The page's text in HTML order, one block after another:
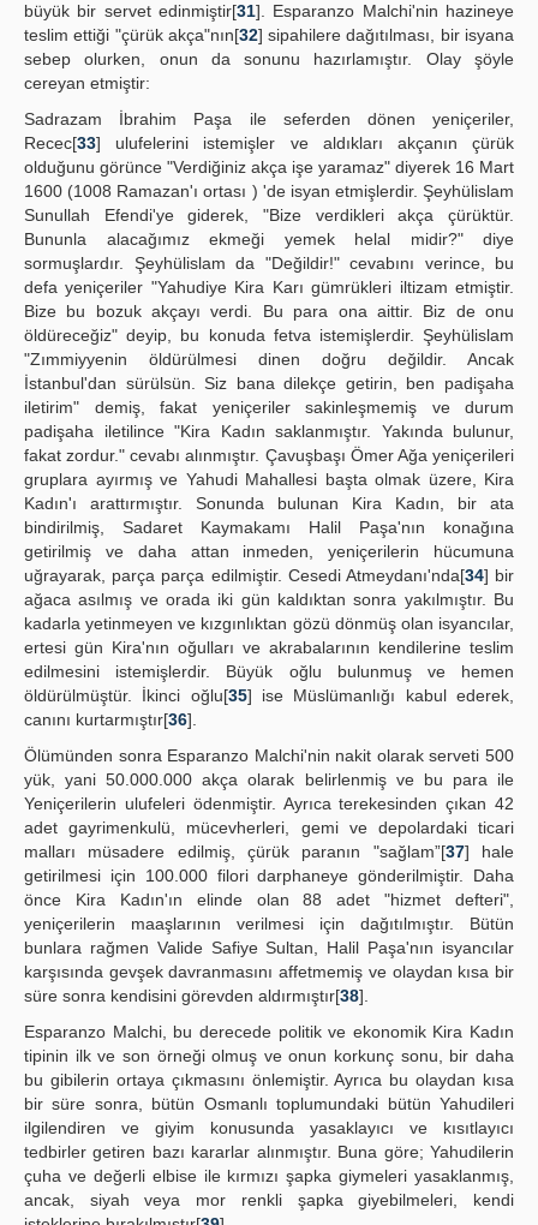
büyük bir servet edinmiştir[31]. Esparanzo Malchi'nin hazineye
teslim ettiği "çürük akça"nın[32] sipahilere dağıtılması, bir isyana
sebep olurken, onun da sonunu hazırlamıştır. Olay şöyle
cereyan etmiştir:
Sadrazam İbrahim Paşa ile seferden dönen yeniçeriler,
Recec[33] ulufelerini istemişler ve aldıkları akçanın çürük
olduğunu görünce "Verdiğiniz akça işe yaramaz" diyerek 16 Mart
1600 (1008 Ramazan'ı ortası ) 'de isyan etmişlerdir. Şeyhülislam
Sunullah Efendi'ye giderek, "Bize verdikleri akça çürüktür.
Bununla alacağımız ekmeği yemek helal midir?" diye
sormuşlardır. Şeyhülislam da "Değildir!" cevabını verince, bu
defa yeniçeriler "Yahudiye Kira Karı gümrükleri iltizam etmiştir.
Bize bu bozuk akçayı verdi. Bu para ona aittir. Biz de onu
öldüreceğiz" deyip, bu konuda fetva istemişlerdir. Şeyhülislam
"Zımmiyyenin öldürülmesi dinen doğru değildir. Ancak
İstanbul'dan sürülsün. Siz bana dilekçe getirin, ben padişaha
iletirim" demiş, fakat yeniçeriler sakinleşmemiş ve durum
padişaha iletilince "Kira Kadın saklanmıştır. Yakında bulunur,
fakat zordur." cevabı alınmıştır. Çavuşbaşı Ömer Ağa yeniçerileri
gruplara ayırmış ve Yahudi Mahallesi başta olmak üzere, Kira
Kadın'ı arattırmıştır. Sonunda bulunan Kira Kadın, bir ata
bindirilmiş, Sadaret Kaymakamı Halil Paşa'nın konağına
getirilmiş ve daha attan inmeden, yeniçerilerin hücumuna
uğrayarak, parça parça edilmiştir. Cesedi Atmeydanı'nda[34] bir
ağaca asılmış ve orada iki gün kaldıktan sonra yakılmıştır. Bu
kadarla yetinmeyen ve kızgınlıktan gözü dönmüş olan isyancılar,
ertesi gün Kira'nın oğulları ve akrabalarının kendilerine teslim
edilmesini istemişlerdir. Büyük oğlu bulunmuş ve hemen
öldürülmüştür. İkinci oğlu[35] ise Müslümanlığı kabul ederek,
canını kurtarmıştır[36].
Ölümünden sonra Esparanzo Malchi'nin nakit olarak serveti 500
yük, yani 50.000.000 akça olarak belirlenmiş ve bu para ile
Yeniçerilerin ulufeleri ödenmiştir. Ayrıca terekesinden çıkan 42
adet gayrimenkulü, mücevherleri, gemi ve depolardaki ticari
malları müsadere edilmiş, çürük paranın "sağlam”[37] hale
getirilmesi için 100.000 filori darphaneye gönderilmiştir. Daha
önce Kira Kadın'ın elinde olan 88 adet "hizmet defteri",
yeniçerilerin maaşlarının verilmesi için dağıtılmıştır. Bütün
bunlara rağmen Valide Safiye Sultan, Halil Paşa'nın isyancılar
karşısında gevşek davranmasını affetmemiş ve olaydan kısa bir
süre sonra kendisini görevden aldırmıştır[38].
Esparanzo Malchi, bu derecede politik ve ekonomik Kira Kadın
tipinin ilk ve son örneği olmuş ve onun korkunç sonu, bir daha
bu gibilerin ortaya çıkmasını önlemiştir. Ayrıca bu olaydan kısa
bir süre sonra, bütün Osmanlı toplumundaki bütün Yahudileri
ilgilendiren ve giyim konusunda yasaklayıcı ve kısıtlayıcı
tedbirler getiren bazı kararlar alınmıştır. Buna göre; Yahudilerin
çuha ve değerli elbise ile kırmızı şapka giymeleri yasaklanmış,
ancak, siyah veya mor renkli şapka giyebilmeleri, kendi